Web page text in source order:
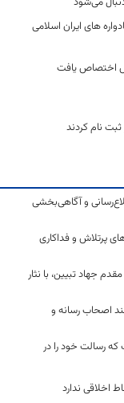
کتاب یادواره های ایران اسلامی
و آگاهی‌بخشی
پرتلاش و فداکاری
جهاد تبیین، با نثار
اصحاب رسانه و
رسالت خود را در
اخلاقی ندارد